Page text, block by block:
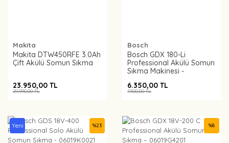
Makita
Makita DTW450RFE 3.0Ah
Çift Akülü Somun Sıkma
23.950,00 TL
29.990,00 TL
Bosch
Bosch GDX 180-Li
Professional Akülü Somun
Sıkma Makinesi -
6.350,00 TL
7.500,00 TL
Yeni %23 %8